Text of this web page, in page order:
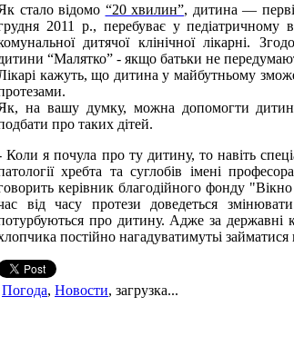
стало відомо “20 хвилин”, дитина —
2011 р., перебуває у педіатричному
дитячої клінічної лікарні.
“Малятко” - якщо батьки не
кажуть, що дитина у майбутньому
на вашу думку, можна допомогти
про таких дітей.
Коли я почула про ту дитину, то навіть
хребта та суглобів імені
керівник благодійного фонду
від часу протези доведеться
про дитину. Адже за державні
постійно нагадуватимутьі
Погода, Новости, загрузка...